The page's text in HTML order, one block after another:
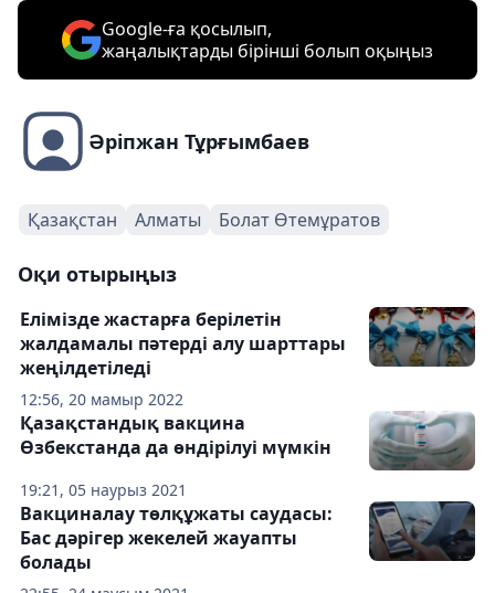
Google-ға қосылып,
жаңалықтарды бірінші болып оқыңыз
Әріпжан Тұрғымбаев
Қазақстан Алматы Болат Өтемұратов
Оқи отырыңыз
12:56, 20 мамыр 2022
Елімізде жастарға берілетін
жалдамалы пәтерді алу шарттары
жеңілдетіледі
19:21, 05 наурыз 2021
Қазақстандық вакцина
Өзбекстанда да өндірілуі мүмкін
Вакциналау төлқұжаты саудасы:
Бас дәрігер жекелей жауапты
болады